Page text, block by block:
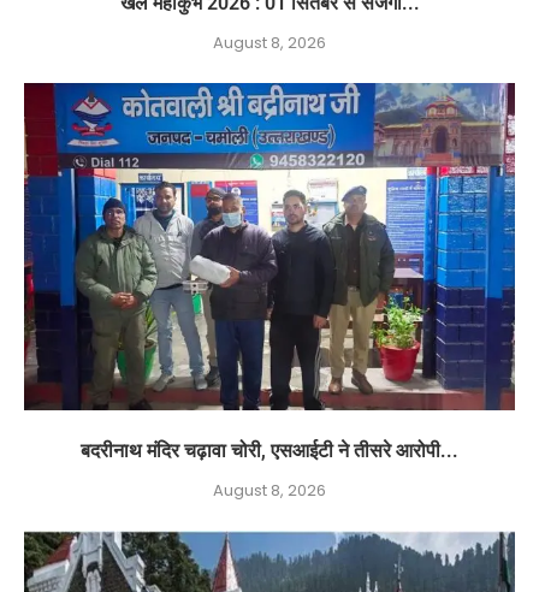
August 8, 2026
बदरीनाथ मंदिर चढ़ावा चोरी, एसआईटी ने तीसरे आरोपी...
August 8, 2026